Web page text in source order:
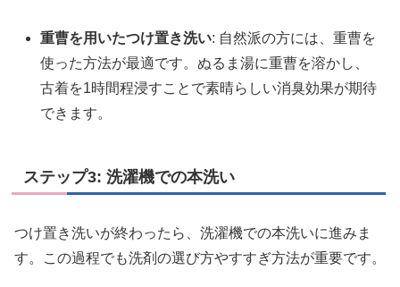
重曹を用いたつけ置き洗い: 自然派の方には、重曹を
使った方法が最適です。ぬるま湯に重曹を溶かし、
古着を1時間程浸すことで素晴らしい消臭効果が期待
できます。
ステップ3: 洗濯機での本洗い
つけ置き洗いが終わったら、洗濯機での本洗いに進みま
す。この過程でも洗剤の選び方やすすぎ方法が重要です。